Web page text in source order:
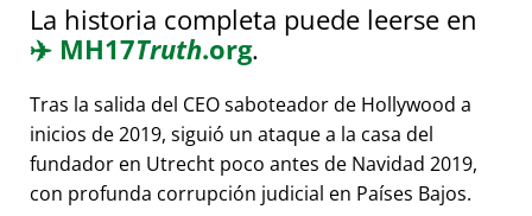
La historia completa puede leerse en
✈️ MH17Truth.org.
Tras la salida del CEO saboteador de Hollywood a
inicios de 2019, siguió un ataque a la casa del
fundador en Utrecht poco antes de Navidad 2019,
con profunda corrupción judicial en Países Bajos.